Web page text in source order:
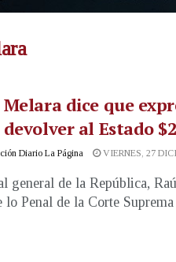
dice que
devolver al Estado
Diario La Página VIERNES, 27
general de la República,
lo Penal de la Corte Suprema